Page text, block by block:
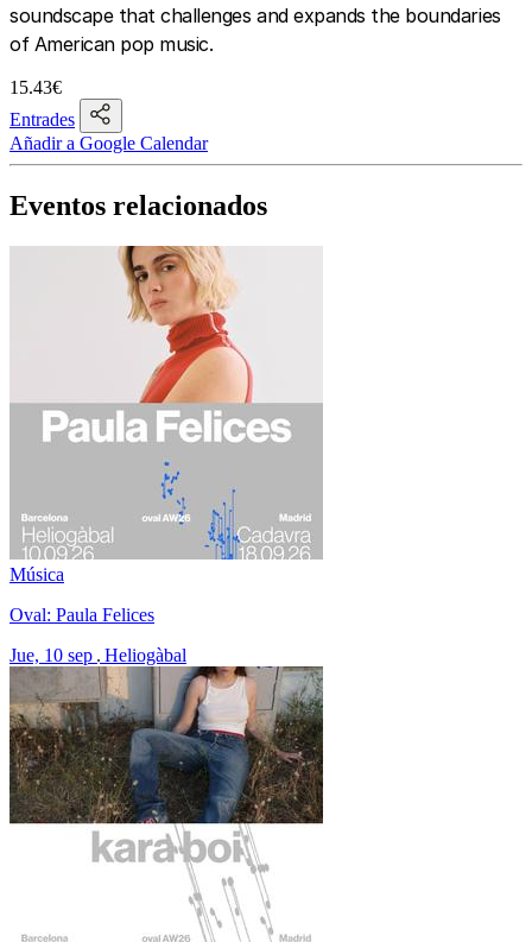
soundscape that challenges and expands the boundaries
of American pop music.
15.43€
Entrades
Añadir a Google Calendar
Eventos relacionados
Música
Oval: Paula Felices
Jue, 10 sep Heliogàbal